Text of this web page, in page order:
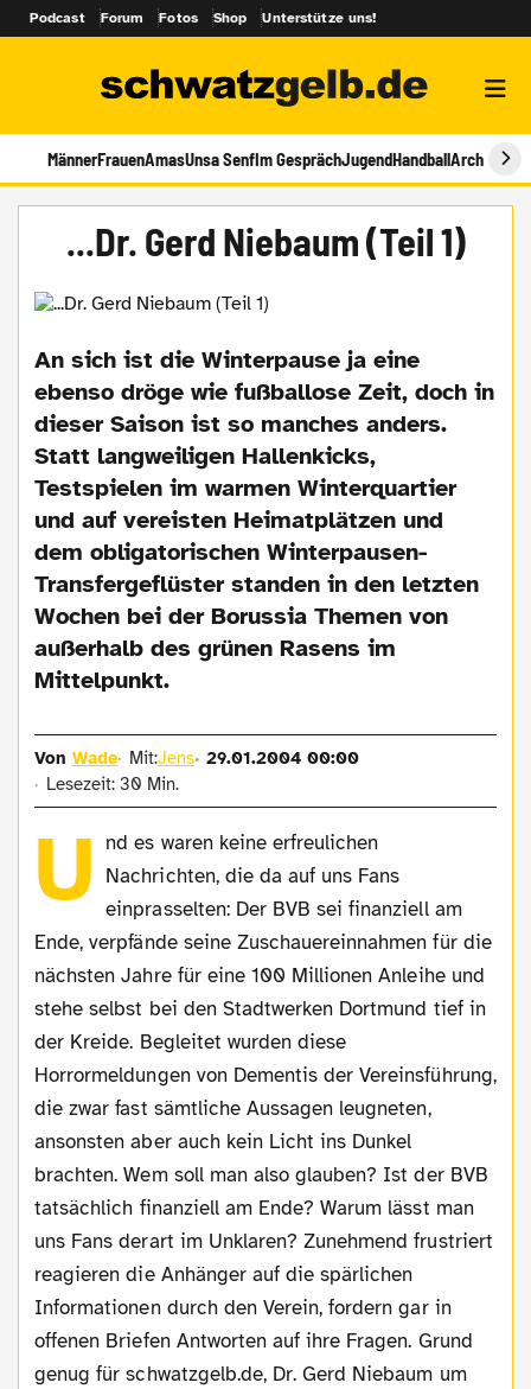
Podcast Forum Fotos Shop Unterstütze uns!
MännerFrauenAmasUnsa SenfIm GesprächJugendHandballArchiv
...Dr. Gerd Niebaum (Teil 1)
An sich ist die Winterpause ja eine
ebenso dröge wie fußballose Zeit, doch in
dieser Saison ist so manches anders.
Statt langweiligen Hallenkicks,
Testspielen im warmen Winterquartier
und auf vereisten Heimatplätzen und
dem obligatorischen Winterpausen-
Transfergeflüster standen in den letzten
Wochen bei der Borussia Themen von
außerhalb des grünen Rasens im
Mittelpunkt.
VonWade Mit:Jens 29.01.2004 00:00
Lesezeit: 30 Min.
U
nd es waren keine erfreulichen
Nachrichten, die da auf uns Fans
einprasselten: Der BVB sei finanziell am
Ende, verpfände seine Zuschauereinnahmen für die
nächsten Jahre für eine 100 Millionen Anleihe und
stehe selbst bei den Stadtwerken Dortmund tief in
der Kreide. Begleitet wurden diese
Horrormeldungen von Dementis der Vereinsführung,
die zwar fast sämtliche Aussagen leugneten,
ansonsten aber auch kein Licht ins Dunkel
brachten. Wem soll man also glauben? Ist der BVB
tatsächlich finanziell am Ende? Warum lässt man
uns Fans derart im Unklaren? Zunehmend frustriert
reagieren die Anhänger auf die spärlichen
Informationen durch den Verein, fordern gar in
offenen Briefen Antworten auf ihre Fragen. Grund
genug für schwatzgelb.de, Dr. Gerd Niebaum um